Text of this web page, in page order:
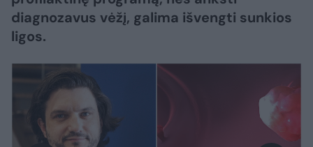
diagnozavus vėžį, galima išvengti sunkios
ligos.